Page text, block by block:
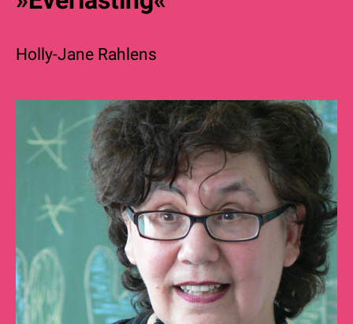
Holly-Jane Rahlens